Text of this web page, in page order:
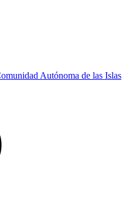
Autónoma de las Islas